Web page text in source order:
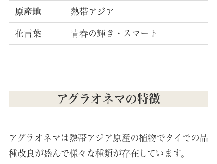
原産地 熱帯アジア
花言葉 青春の輝き・スマート
アグラオネマの特徴
アグラオネマは熱帯アジア原産の植物でタイでの品
種改良が盛んで様々な種類が存在しています。